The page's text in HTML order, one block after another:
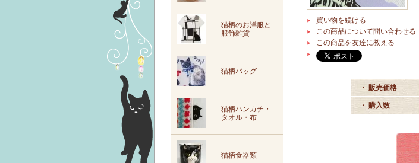
猫柄のお洋服と
服飾雑貨
猫柄バッグ
猫柄ハンカチ・
タオル・布
猫柄食器類
買い物を続ける
この商品について問い合わせる
この商品を友達に教える
・ 販売価格
・ 購入数